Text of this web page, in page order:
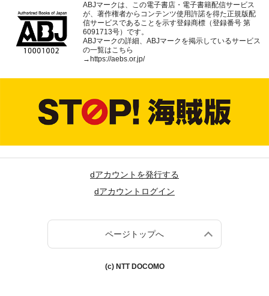
ABJマークは、この電子書店・電子書籍配信サービス
が、著作権者からコンテンツ使用許諾を得た正規版配
信サービスであることを示す登録商標（登録番号 第
6091713号）です。
ABJマークの詳細、ABJマークを掲示しているサービス
の一覧はこちら
→ https://aebs.or.jp/
dアカウントを発行する
dアカウントログイン
ページトップへ
(c) NTT DOCOMO